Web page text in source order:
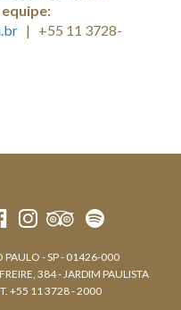
| +55 11 3728-
PAULO - SP - 01426-000
384 - JARDIM PAULISTA
T. +55 11 3728 - 2000